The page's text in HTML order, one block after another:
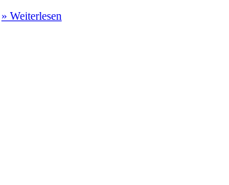
» Weiterlesen